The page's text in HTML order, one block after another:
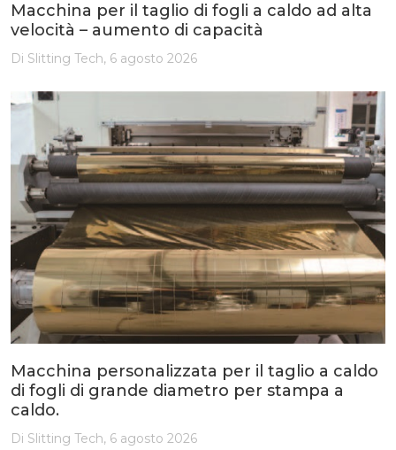
Macchina per il taglio di fogli a caldo ad alta
velocità – aumento di capacità
Di Slitting Tech, 6 agosto 2026
Macchina personalizzata per il taglio a caldo
di fogli di grande diametro per stampa a
caldo.
Di Slitting Tech, 6 agosto 2026